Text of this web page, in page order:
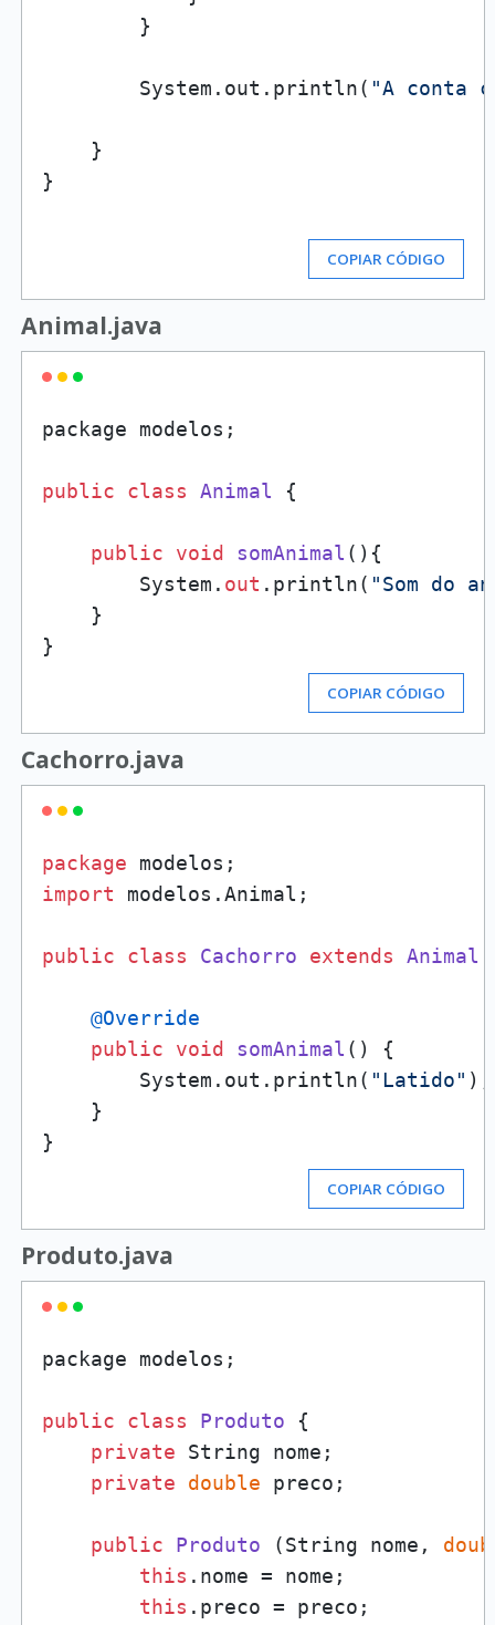
        }
        System.out.println(
"A conta
    }
}
COPIAR CÓDIGO
Animal.java
package modelos;
public class Animal {
public void somAnimal () {
        System.
out .println( "Som do
    }
COPIAR CÓDIGO
Cachorro.java
package
import modelos.Animal;
public class Cachorro extends Animal
@Override
public
void somAnimal ()
{
        System.out.println(
"Latido" );
    }
COPIAR CÓDIGO
Produto.java
package modelos;
public class Produto {
private String nome;
private
double preco;
public Produto (String nome,
this .nome = nome;
this .preco = preco;